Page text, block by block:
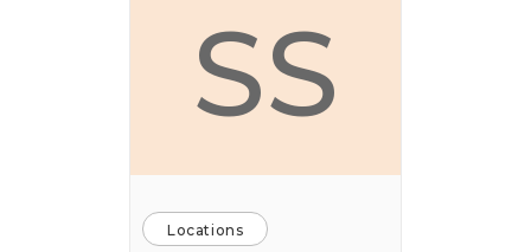
SS
Locations